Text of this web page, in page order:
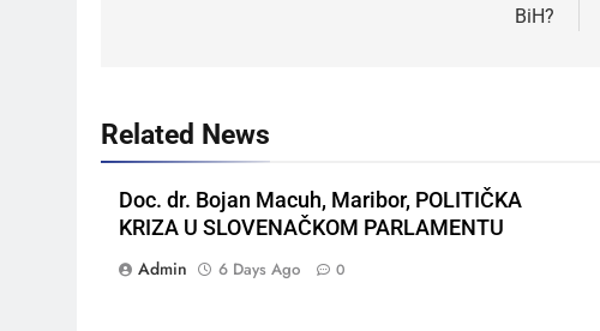
BiH?
Related News
Doc. dr. Bojan Macuh, Maribor, POLITIČKA
KRIZA U SLOVENAČKOM PARLAMENTU
Admin
6 Days Ago 0